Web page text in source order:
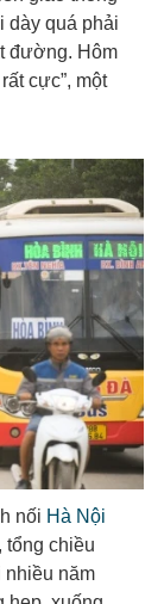
nốiHà Nội
, tổng chiều
nhiều năm
hẹp, xuống